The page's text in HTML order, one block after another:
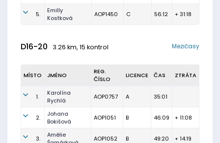
5.
Emilly
Kostková
AOP1450 C 56:12 + 31:18
D16-20 3.26 km, 15 kontrol Mezičasy
MÍSTO JMÉNO
REG.
ČÍSLO
LICENCE ČAS ZTRÁTA
1.
Karolína
Rychlá
AOP0757 A 35:01
2.
Johana
Bokišová
AOP1051 B 46:09 + 11:08
3.
Amélie
AOP1052 B 49:20 + 14:19